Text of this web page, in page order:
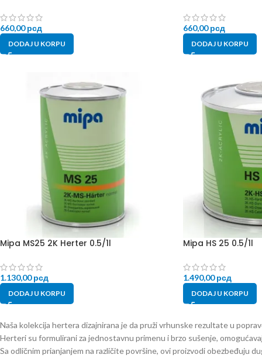
660,00рсд
DODAJ U KORPU
660,00рсд
DODAJ U KORPU
Mipa MS25 2K Herter 0.5/1l
1.130,00рсд
DODAJ U KORPU
Mipa HS 25 0.5/1l
1.490,00рсд
DODAJ U KORPU
Naša kolekcija hertera dizajnirana je da pruži vrhunske rezultate u
Herteri su formulirani za jednostavnu primenu i brzo sušenje,
Sa odličnim prianjanjem na različite površine, ovi proizvodi obezbeđuju